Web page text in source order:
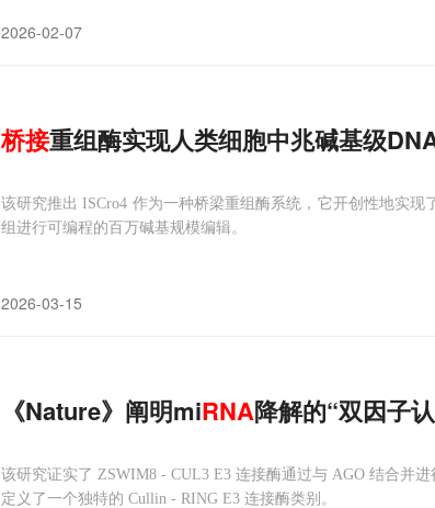
2026-02-07
桥接重组酶实现人类细胞中兆碱基级
该研究推出 ISCro4 作为一种桥梁重组酶系统，它开创性地实现
组进行可编程的百万碱基规模编辑。
2026-03-15
《Nature》阐明miRNA降解的“双因子
该研究证实了 ZSWIM8 - CUL3 E3 连接酶通过与 AGO 结合并
定义了一个独特的 Cullin - RING E3 连接酶类别。